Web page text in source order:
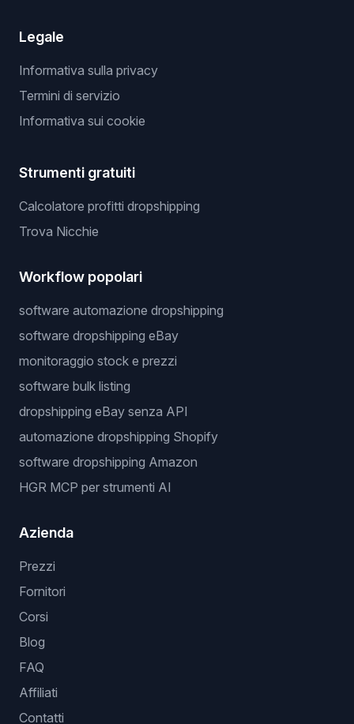
Legale
Informativa sulla privacy
Termini di servizio
Informativa sui cookie
Strumenti gratuiti
Calcolatore profitti dropshipping
Trova Nicchie
Workflow popolari
software automazione dropshipping
software dropshipping eBay
monitoraggio stock e prezzi
software bulk listing
dropshipping eBay senza API
automazione dropshipping Shopify
software dropshipping Amazon
HGR MCP per strumenti AI
Azienda
Prezzi
Fornitori
Corsi
Blog
FAQ
Affiliati
Contatti